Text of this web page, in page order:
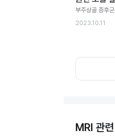
부주상골 증후
2023.10.11
MRI 관